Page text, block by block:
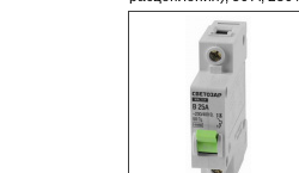
400 В